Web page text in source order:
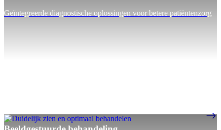
Geïntegreerde diagnostische oplossingen voor betere patiëntenzorg